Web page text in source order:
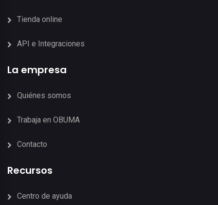
Tienda online
API e Integraciones
La empresa
Quiénes somos
Trabaja en OBUMA
Contacto
Recursos
Centro de ayuda